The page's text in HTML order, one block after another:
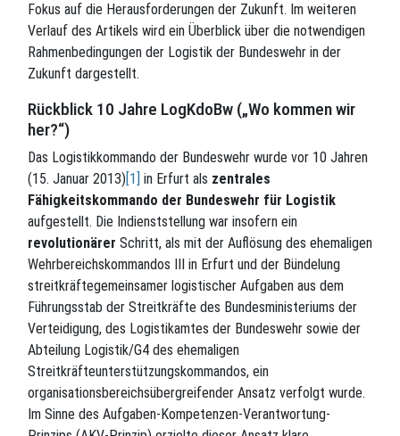
Fokus auf die Herausforderungen der Zukunft. Im weiteren
Verlauf des Artikels wird ein Überblick über die notwendigen
Rahmenbedingungen der Logistik der Bundeswehr in der
Zukunft dargestellt.
Rückblick 10 Jahre LogKdoBw („Wo kommen wir
her?“)
Das Logistikkommando der Bundeswehr wurde vor 10 Jahren
(15. Januar 2013) [1] in Erfurt als zentrales
Fähigkeitskommando der Bundeswehr für Logistik
aufgestellt. Die Indienststellung war insofern ein
revolutionärer Schritt, als mit der Auflösung des ehemaligen
Wehrbereichskommandos III in Erfurt und der Bündelung
streitkräftegemeinsamer logistischer Aufgaben aus dem
Führungsstab der Streitkräfte des Bundesministeriums der
Verteidigung, des Logistikamtes der Bundeswehr sowie der
Abteilung Logistik/G4 des ehemaligen
Streitkräfteunterstützungskommandos, ein
organisationsbereichsübergreifender Ansatz verfolgt wurde.
Im Sinne des Aufgaben-Kompetenzen-Verantwortung-